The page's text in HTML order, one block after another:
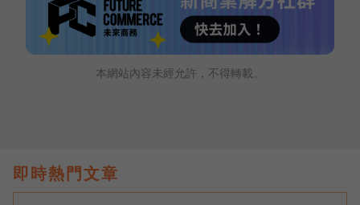
本網站內容未經允許，不得轉載。
即時熱門文章